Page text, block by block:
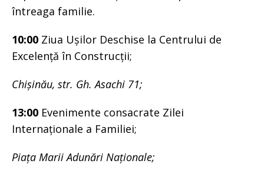
întreaga familie.
10:00 Ziua Ușilor Deschise la Centrului de
Excelență în Construcții;
Chișinău, str. Gh. Asachi 71;
13:00 Evenimente consacrate Zilei
Internaționale a Familiei;
Piața Marii Adunări Naționale;